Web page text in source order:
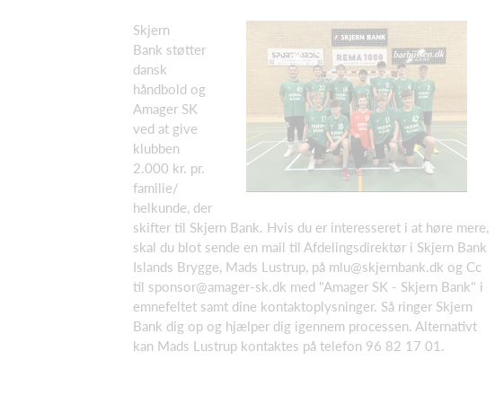
Skjern
Bank støtter
dansk
håndbold og
Amager SK
ved at give
klubben
2.000 kr. pr.
familie/
helkunde, der
skifter til Skjern Bank. Hvis du er interesseret i at høre mere,
skal du blot sende en mail til Afdelingsdirektør i Skjern Bank
Islands Brygge, Mads Lustrup, på mlu@skjernbank.dk og Cc
til sponsor@amager-sk.dk med "Amager SK - Skjern Bank" i
emnefeltet samt dine kontaktoplysninger. Så ringer Skjern
Bank dig op og hjælper dig igennem processen. Alternativt
kan Mads Lustrup kontaktes på telefon 96 82 17 01.